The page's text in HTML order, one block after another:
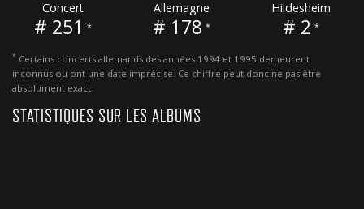
Concert
# 251 *
Allemagne
# 178 *
Hildesheim
# 2 *
* Certains concerts allemands des années 1994 et 1995 demeurent
inconnus ou ont une date imprécise. Ce chiffre peut donc ne pas être
absolument exact.
STATISTIQUES SUR LES ALBUMS